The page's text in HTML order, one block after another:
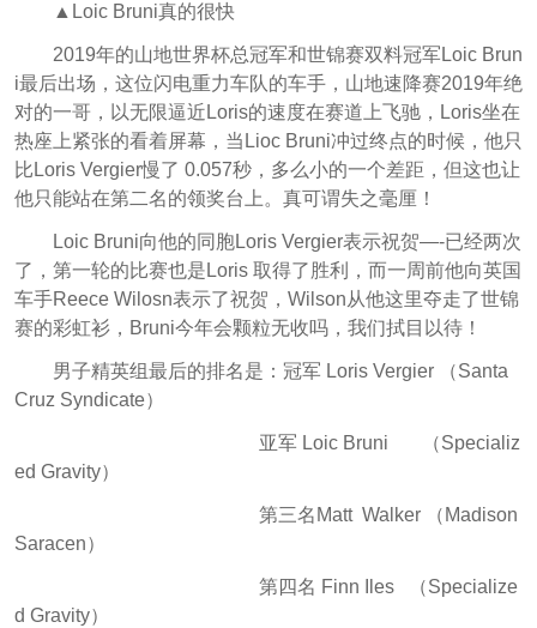
▲Loic Bruni真的很快
2019年的山地世界杯总冠军和世锦赛双料冠军Loic Brun
i最后出场，这位闪电重力车队的车手，山地速降赛2019年绝
对的一哥，以无限逼近Loris的速度在赛道上飞驰，Loris坐在
热座上紧张的看着屏幕，当Lioc Bruni冲过终点的时候，他只
比Loris Vergier慢了 0.057秒，多么小的一个差距，但这也让
他只能站在第二名的领奖台上。真可谓失之毫厘！
Loic Bruni向他的同胞Loris Vergier表示祝贺—-已经两次
了，第一轮的比赛也是Loris 取得了胜利，而一周前他向英国
车手Reece Wilosn表示了祝贺，Wilson从他这里夺走了世锦
赛的彩虹衫，Bruni今年会颗粒无收吗，我们拭目以待！
男子精英组最后的排名是：冠军 Loris Vergier （Santa
Cruz Syndicate）
亚军 Loic Bruni （Specializ
ed Gravity）
第三名Matt Walker （Madison
Saracen）
第四名 Finn Iles （Specialize
d Gravity）